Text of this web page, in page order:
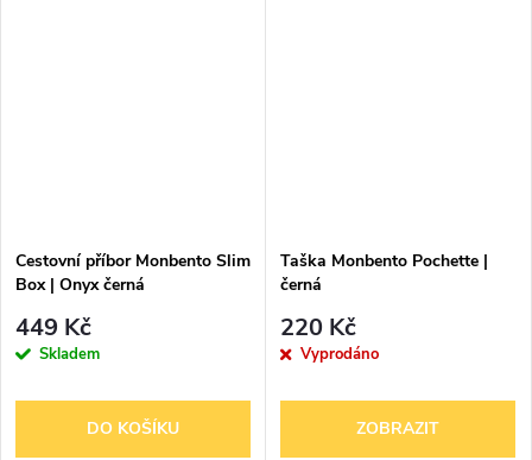
Cestovní příbor Monbento Slim
Box | Onyx černá
449 Kč
Skladem
DO KOŠÍKU
Taška Monbento Pochette |
černá
220 Kč
Vyprodáno
ZOBRAZIT